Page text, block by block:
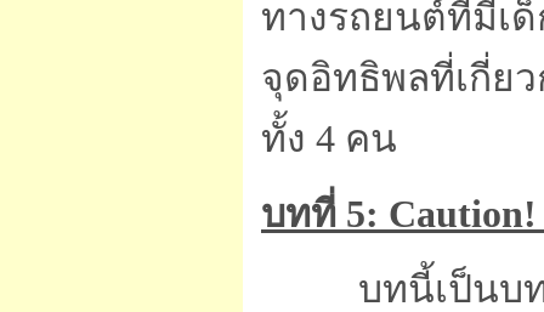
ทางรถยนต์ที่มีเ
จุดอิทธิพลที่เกี่ย
ทั้ง 4 คน
บทที่ 5:
บทนี้เป็นบ